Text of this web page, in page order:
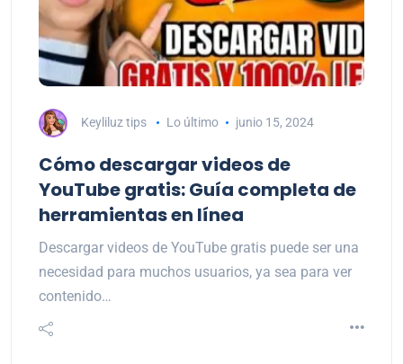
Keyliluz tips Lo último junio 15, 2024
Cómo descargar videos de
YouTube gratis: Guía completa de
herramientas en línea
Descargar videos de YouTube gratis puede ser una
necesidad para muchos usuarios, ya sea para ver
contenido…